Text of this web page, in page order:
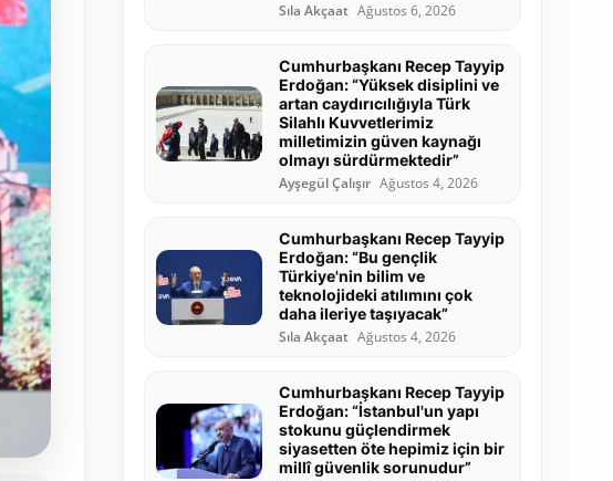
Sıla Akçaat Ağustos 6, 2026
Cumhurbaşkanı Recep Tayyip
Erdoğan: “Yüksek disiplini ve
artan caydırıcılığıyla Türk
Silahlı Kuvvetlerimiz
milletimizin güven kaynağı
olmayı sürdürmektedir”
Ayşegül Çalışır Ağustos 4, 2026
Cumhurbaşkanı Recep Tayyip
Erdoğan: “Bu gençlik
Türkiye'nin bilim ve
teknolojideki atılımını çok
daha ileriye taşıyacak”
Sıla Akçaat Ağustos 4, 2026
Cumhurbaşkanı Recep Tayyip
Erdoğan: “İstanbul'un yapı
stokunu güçlendirmek
siyasetten öte hepimiz için bir
millî güvenlik sorunudur”